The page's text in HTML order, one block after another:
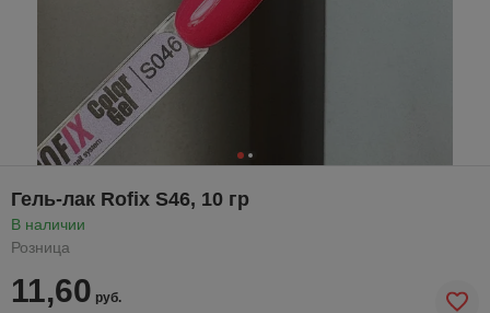
Гель-лак Rofix S46, 10 гр
В наличии
Розница
11,60 руб.